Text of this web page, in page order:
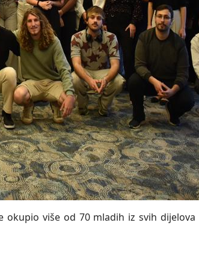
više od 70 mladih iz svih dijelova